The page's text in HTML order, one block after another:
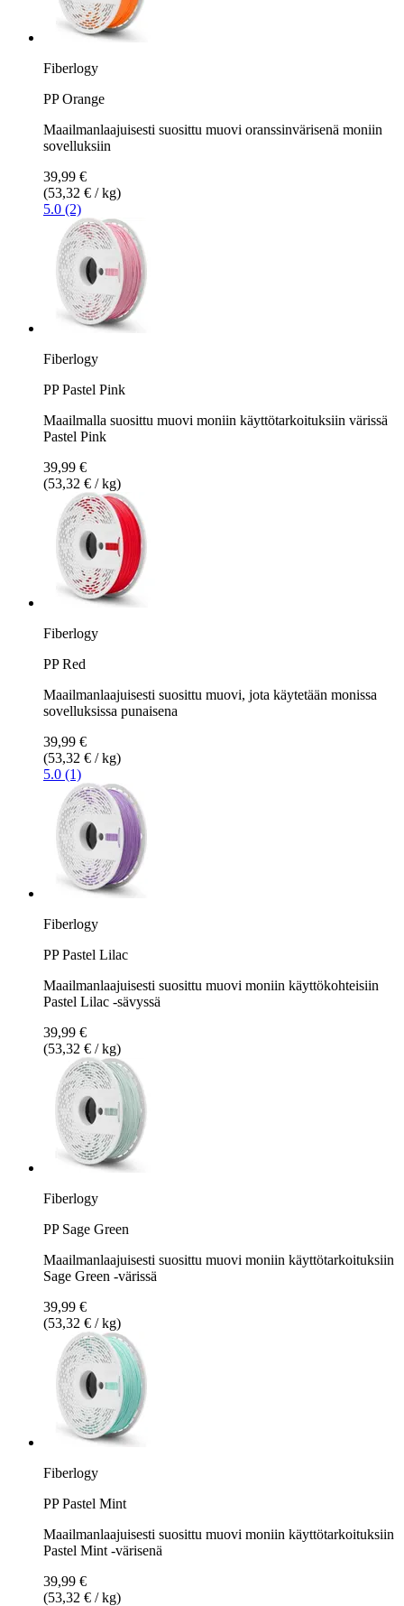
Fiberlogy
PP Orange
Maailmanlaajuisesti suosittu muovi oranssinvärisenä moniin
sovelluksiin
39,99 €
(53,32 € / kg)
5.0 (2)
Fiberlogy
PP Pastel Pink
Maailmalla suosittu muovi moniin käyttötarkoituksiin värissä
Pastel Pink
39,99 €
(53,32 € / kg)
Fiberlogy
PP Red
Maailmanlaajuisesti suosittu muovi, jota käytetään monissa
sovelluksissa punaisena
39,99 €
(53,32 € / kg)
5.0 (1)
Fiberlogy
PP Pastel Lilac
Maailmanlaajuisesti suosittu muovi moniin käyttökohteisiin
Pastel Lilac -sävyssä
39,99 €
(53,32 € / kg)
Fiberlogy
PP Sage Green
Maailmanlaajuisesti suosittu muovi moniin käyttötarkoituksiin
Sage Green -värissä
39,99 €
(53,32 € / kg)
Fiberlogy
PP Pastel Mint
Maailmanlaajuisesti suosittu muovi moniin käyttötarkoituksiin
Pastel Mint -värisenä
39,99 €
(53,32 € / kg)